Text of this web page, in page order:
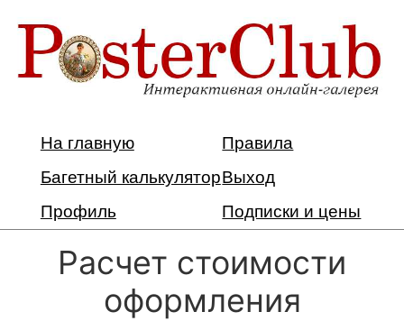
На главную
Правила
Багетный калькуляторВыход
Профиль
Подписки и цены
Расчет стоимости
оформления